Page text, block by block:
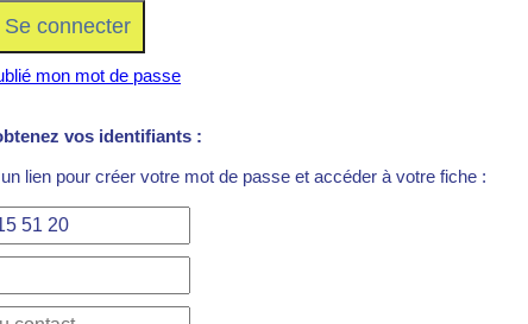
mon mot de passe
vos identifiants :
lien pour créer votre mot de passe et accéder à votre fiche :